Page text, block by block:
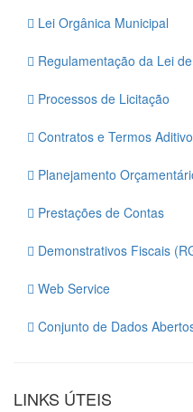
Lei Orgânica Municipal
Regulamentação da Lei
Processos de Licitação
Contratos e Termos
Planejamento
Prestações de Contas
Demonstrativos Fiscais
Web Service
Conjunto de Dados
LINKS ÚTEIS